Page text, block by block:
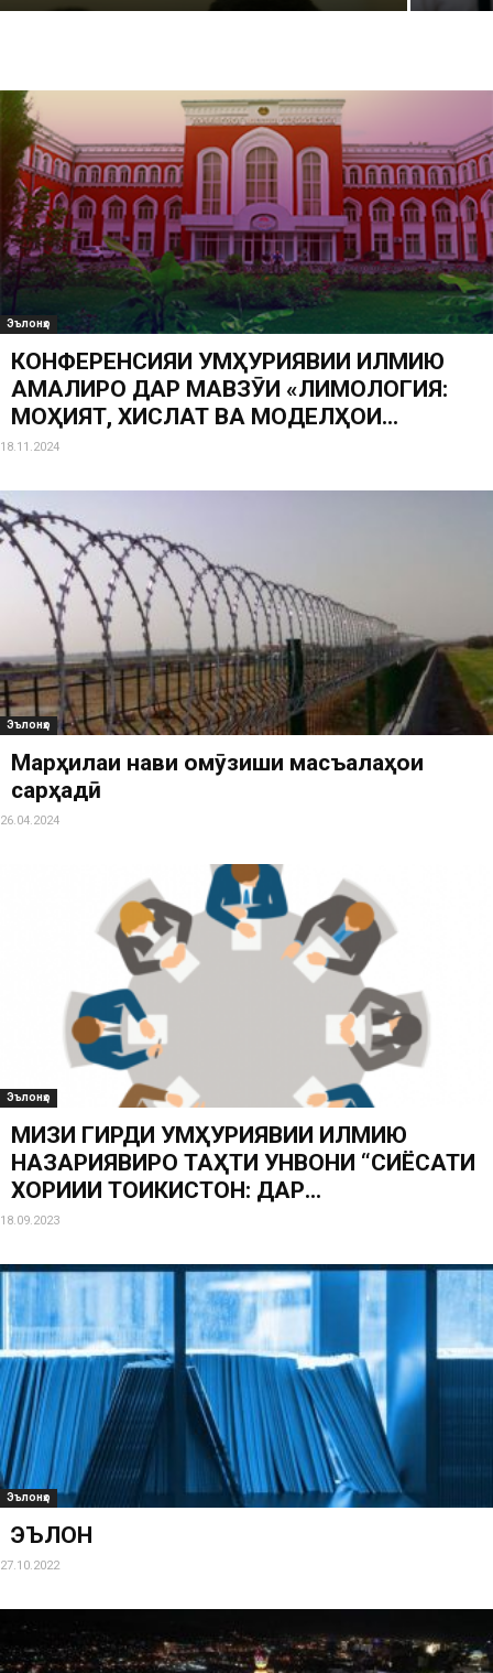
Эълонҳо
КОНФЕРЕНСИЯИ ҶУМҲУРИЯВИИ ИЛМИЮ
АМАЛИРО ДАР МАВЗӮИ «ЛИМОЛОГИЯ:
МОҲИЯТ, ХИСЛАТ ВА МОДЕЛҲОИ...
18.11.2024
Эълонҳо
Марҳилаи нави омӯзиши масъалаҳои
сарҳадӣ
26.04.2024
Эълонҳо
МИЗИ ГИРДИ ҶУМҲУРИЯВИИ ИЛМИЮ
НАЗАРИЯВИРО ТАҲТИ УНВОНИ “СИЁСАТИ
ХОРИҶИИ ТОҶИКИСТОН: ДАР...
18.09.2023
Эълонҳо
ЭЪЛОН
27.10.2022